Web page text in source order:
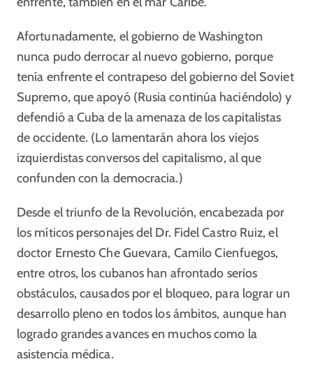
Afortunadamente, el gobierno de Washington
nunca pudo derrocar al nuevo gobierno, porque
tenía enfrente el contrapeso del gobierno del Soviet
Supremo, que apoyó (Rusia continúa haciéndolo) y
defendió a Cuba de la amenaza de los capitalistas
de occidente. (Lo lamentarán ahora los viejos
izquierdistas conversos del capitalismo, al que
confunden con la democracia.)
Desde el triunfo de la Revolución, encabezada por
los míticos personajes del Dr. Fidel Castro Ruiz, el
doctor Ernesto Che Guevara, Camilo Cienfuegos,
entre otros, los cubanos han afrontado serios
obstáculos, causados por el bloqueo, para lograr un
desarrollo pleno en todos los ámbitos, aunque han
logrado grandes avances en muchos como la
asistencia médica.